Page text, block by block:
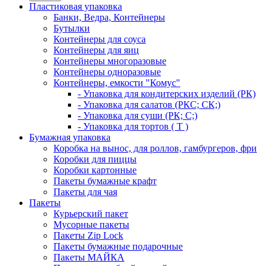
Пластиковая упаковка
Банки, Ведра, Контейнеры
Бутылки
Контейнеры для соуса
Контейнеры для яиц
Контейнеры многоразовые
Контейнеры одноразовые
Контейнеры, емкости "Комус"
- Упаковка для кондитерских изделий (РК)
- Упаковка для салатов (РКС; СК;)
- Упаковка для суши (РК; С;)
- Упаковка для тортов ( Т )
Бумажная упаковка
Коробка на вынос, для роллов, гамбургеров, фри
Коробки для пиццы
Коробки картонные
Пакеты бумажные крафт
Пакеты для чая
Пакеты
Курьерский пакет
Мусорные пакеты
Пакеты Zip Lock
Пакеты бумажные подарочные
Пакеты МАЙКА